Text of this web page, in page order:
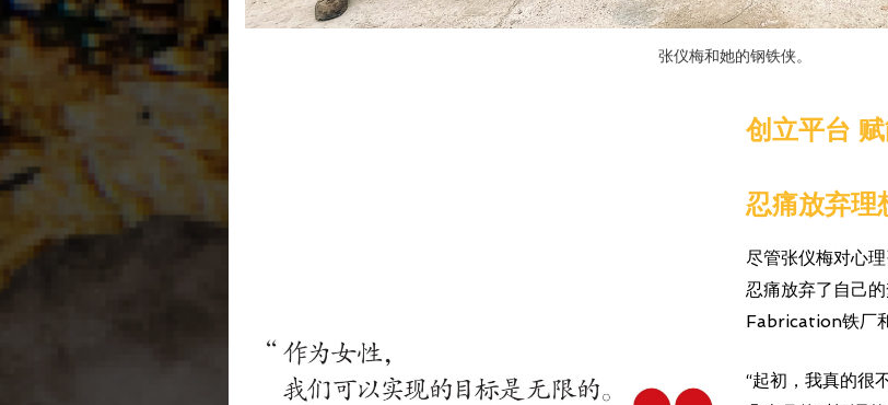
张仪梅和她的钢铁侠。
创立平台
忍痛放弃理
尽管张仪梅对心
忍痛放弃了自己
Fabrication铁厂
“起初，我真的很